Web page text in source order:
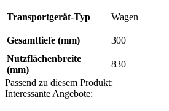
Transportgerät-Typ Wagen
Gesamttiefe (mm)
300
Nutzflächenbreite
(mm)
830
Passend zu diesem Produkt:
Interessante Angebote: